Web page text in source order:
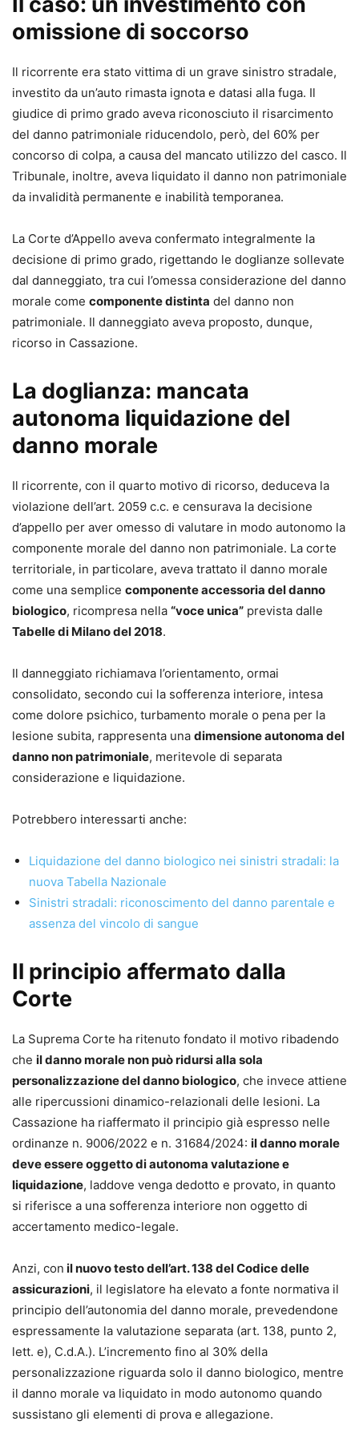
clienti e i collaboratori esterni. Completano il volume un
glossario dei termini tecnici più importanti, una selezione
compagnie di assicurazione operanti in Italia.
Massimo Quezel
Consulente in infortunistica dal 1997, fondatore e
presidente del primo franchising in Italia di studi di
consulenza dedicati alla tutela dei diritti dei danneggiati.
Ha maturato una decennale esperienza come liquidatore
permesso di acquisire un’importante esperienza nel
settore. È autore dei libri inchiesta Assicurazione a
delinquere, Malassicurazione e, con Francesco Carraro, di
Salute S.P.A. – La Sanità svenduta alle Assicurazioni. Dal
2003 dirige il trimestrale BluNews, dedicato al settore
della tutela dei diritti e del risarcimento del danno
Francesco Carraro
Avvocato, vicepresidente dell’associazione forense “La
Meridiana - Giuristi & Responsabilità”, composta da
avvocati esperti nel campo della responsabilità civile e
tecniche di comunicazione, è autore dei seguenti saggi:
Gestire il proprio tempo, Convincere per vincere e I nove
semi del cambiamento. È coautore, con Massimo Quezel,
di Salute S.P.A. – La Sanità svenduta alle Assicurazioni
(www.avvocatocarraro.it).
omissione di soccorso
Il ricorrente era stato vittima di un grave sinistro stradale,
investito da un’auto rimasta ignota e datasi alla fuga. Il
giudice di primo grado aveva riconosciuto il risarcimento
del danno patrimoniale riducendolo, però, del 60% per
concorso di colpa, a causa del mancato utilizzo del casco. Il
Tribunale, inoltre, aveva liquidato il danno non patrimoniale
da invalidità permanente e inabilità temporanea.
La Corte d’Appello aveva confermato integralmente la
decisione di primo grado, rigettando le doglianze sollevate
dal danneggiato, tra cui l’omessa considerazione del danno
morale come componente distinta del danno non
patrimoniale. Il danneggiato aveva proposto, dunque,
ricorso in Cassazione.
La doglianza: mancata
autonoma liquidazione del
danno morale
Il ricorrente, con il quarto motivo di ricorso, deduceva la
violazione dell’art. 2059 c.c. e censurava la decisione
d’appello per aver omesso di valutare in modo autonomo la
componente morale del danno non patrimoniale. La corte
territoriale, in particolare, aveva trattato il danno morale
come una semplice componente accessoria del danno
biologico, ricompresa nella “voce unica” prevista dalle
Tabelle di Milano del 2018.
Il danneggiato richiamava l’orientamento, ormai
consolidato, secondo cui la sofferenza interiore, intesa
come dolore psichico, turbamento morale o pena per la
lesione subita, rappresenta una dimensione autonoma del
danno non patrimoniale, meritevole di separata
considerazione e liquidazione.
Potrebbero interessarti anche:
Liquidazione del danno biologico nei sinistri stradali: la
nuova Tabella Nazionale
Sinistri stradali: riconoscimento del danno parentale e
assenza del vincolo di sangue
Il principio affermato dalla
Corte
La Suprema Corte ha ritenuto fondato il motivo ribadendo
che il danno morale non può ridursi alla sola
personalizzazione del danno biologico, che invece attiene
alle ripercussioni dinamico-relazionali delle lesioni. La
Cassazione ha riaffermato il principio già espresso nelle
ordinanze n. 9006/2022 e n. 31684/2024: il danno morale
deve essere oggetto di autonoma valutazione e
liquidazione, laddove venga dedotto e provato, in quanto
si riferisce a una sofferenza interiore non oggetto di
accertamento medico-legale.
Anzi, con il nuovo testo dell’art. 138 del Codice delle
assicurazioni, il legislatore ha elevato a fonte normativa il
principio dell’autonomia del danno morale, prevedendone
espressamente la valutazione separata (art. 138, punto 2,
lett. e), C.d.A.). L’incremento fino al 30% della
personalizzazione riguarda solo il danno biologico, mentre
il danno morale va liquidato in modo autonomo quando
sussistano gli elementi di prova e allegazione.